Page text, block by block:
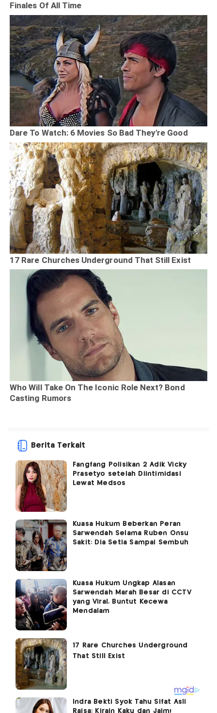
Berita Terkait
Fangfang Polisikan 2 Adik Vicky
Prasetyo setelah Diintimidasi
Lewat Medsos
Kuasa Hukum Beberkan Peran
Sarwendah Selama Ruben Onsu
Sakit: Dia Setia Sampai Sembuh
Kuasa Hukum Ungkap Alasan
Sarwendah Marah Besar di CCTV
yang Viral, Buntut Kecewa
Mendalam
Indra Bekti Syok Tahu Sifat Asli
Raisa: Kirain Kaku dan Jaim!